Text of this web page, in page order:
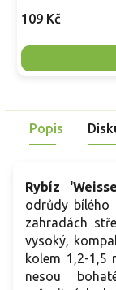
109 Kč
Popis
Rybíz
odrůdy
zahradách
vysoký,
kolem 1,2-1,5
nesou